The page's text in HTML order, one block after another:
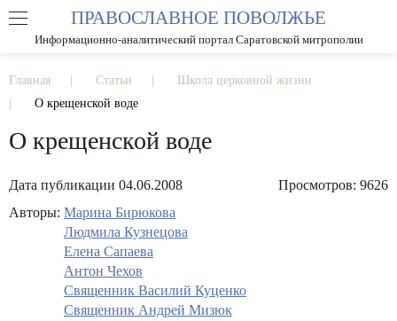
РАЗМЕР ШРИФТА А А
ПРАВОСЛАВНОЕ ПОВОЛЖЬЕ
Информационно-аналитический портал Саратовской митрополии
Главная Статьи
Школа церковной жизни
О крещенской воде
О крещенской воде
Дата публикации 04.06.2008
Просмотров: 9626
Авторы: Марина Бирюкова
Людмила Кузнецова
Елена Сапаева
Антон Чехов
Священник Василий Куценко
Священник Андрей Мизюк